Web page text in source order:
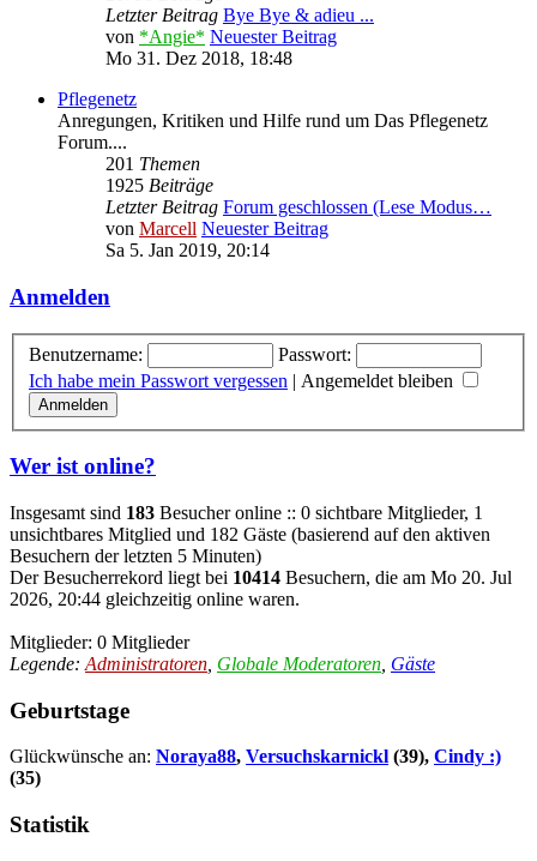
Letzter Beitrag Bye Bye & adieu ...
von *Angie* Neuester Beitrag
Mo 31. Dez 2018, 18:48
Pflegenetz
Anregungen, Kritiken und Hilfe rund um Das Pflegenetz
Forum....
201 Themen
1925 Beiträge
Letzter Beitrag Forum geschlossen (Lese Modus…
von Marcell Neuester Beitrag
Sa 5. Jan 2019, 20:14
Anmelden
Benutzername:
Passwort:
Ich habe mein Passwort vergessen | Angemeldet bleiben
Wer ist online?
Insgesamt sind 183 Besucher online :: 0 sichtbare Mitglieder, 1
unsichtbares Mitglied und 182 Gäste (basierend auf den aktiven
Besuchern der letzten 5 Minuten)
Der Besucherrekord liegt bei 10414 Besuchern, die am Mo 20. Jul
2026, 20:44 gleichzeitig online waren.
Mitglieder: 0 Mitglieder
Legende: Administratoren Globale Moderatoren Gäste
Geburtstage
Glückwünsche an: Noraya88, Versuchskarnickl (39), Cindy :)
(35)
Statistik